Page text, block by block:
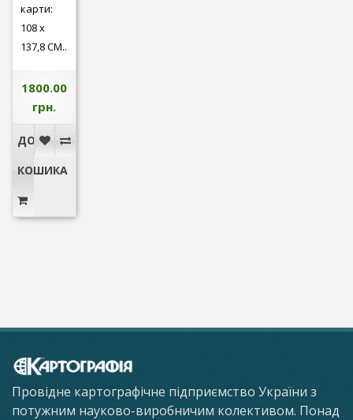
карти:
108 х
137,8 СМ..
1800.00
грн.
ДО
КОШИКА
Провідне картографічне підприємство України з
потужним науково-виробничим колективом. Понад